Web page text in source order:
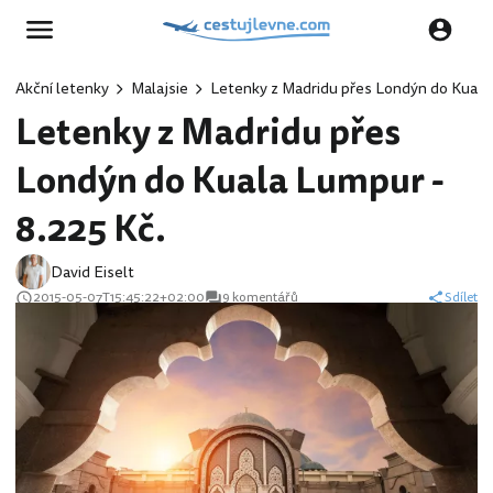
Akční letenky Malajsie Letenky z Madridu přes Londýn do
Letenky z Madridu přes
Londýn do Kuala Lumpur -
8.225 Kč.
David Eiselt
2015-05-07T15:45:22+02:00 9 komentářů Sdílet